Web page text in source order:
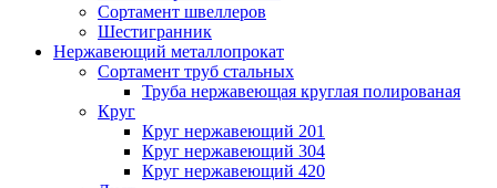
Сортамент швеллеров
Шестигранник
Нержавеющий металлопрокат
Сортамент труб стальных
Труба нержавеющая круглая полированая
Круг
Круг нержавеющий 201
Круг нержавеющий 304
Круг нержавеющий 420